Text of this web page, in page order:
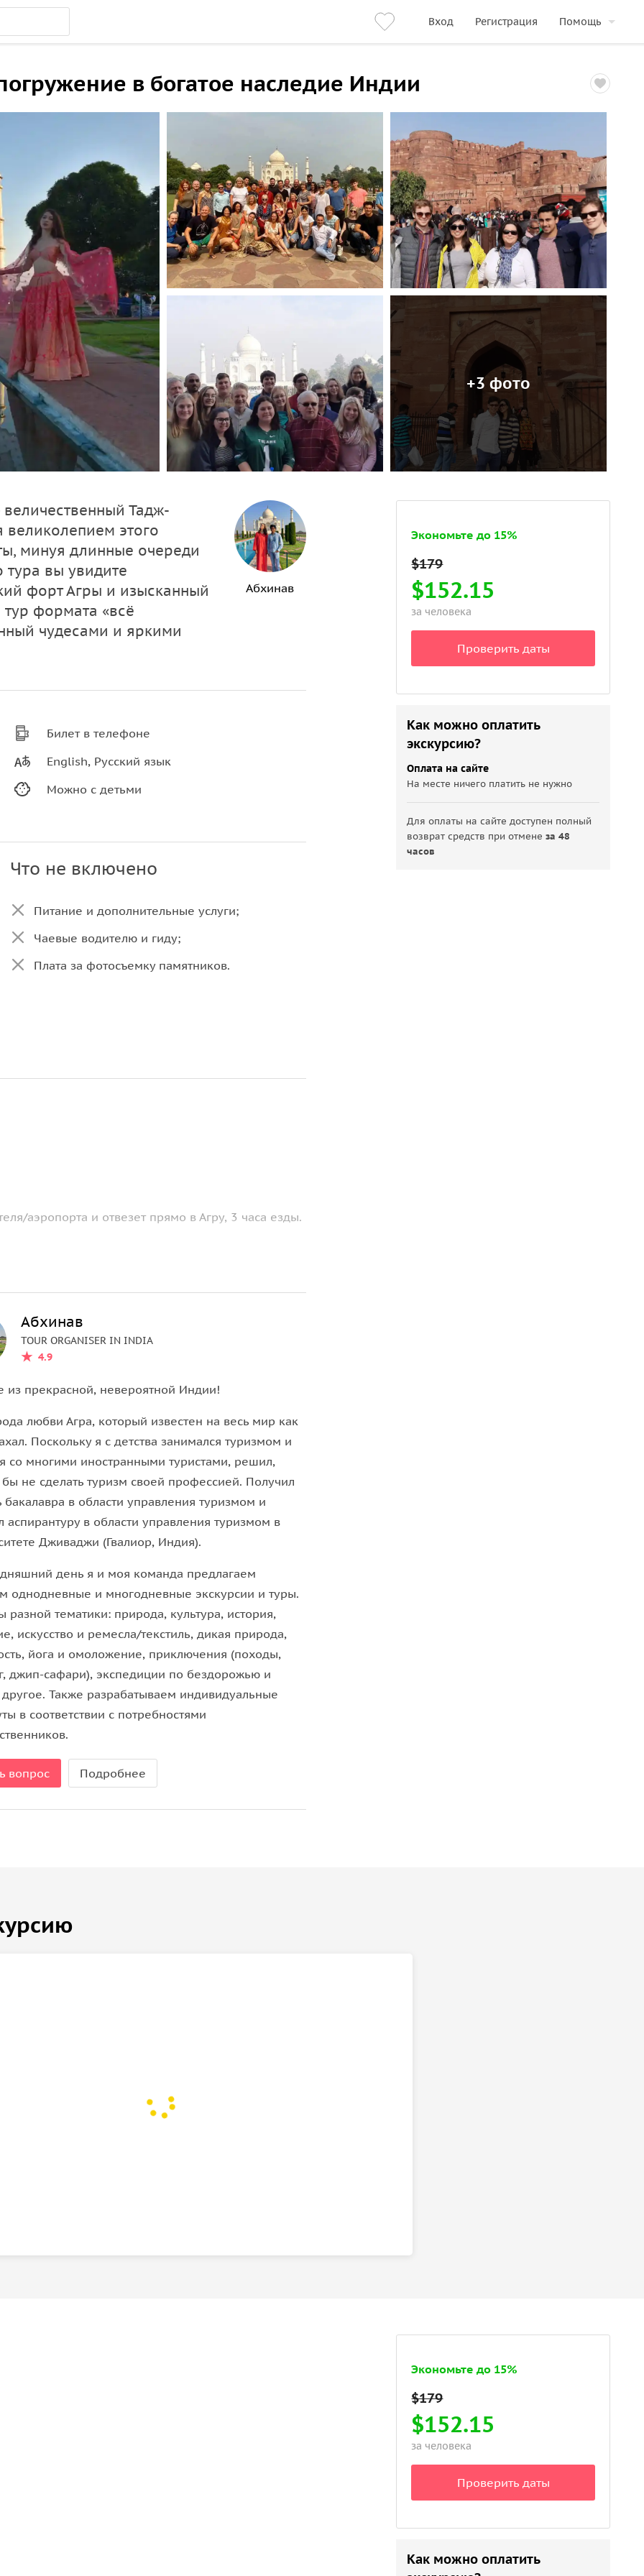
Вход Регистрация Помощь
в богатое наследие Индии
+3 фото
Тадж-
этого
минуя длинные очереди
вы увидите
форт Агры и изысканный
формата «всё
чудесами и яркими
Абхинав
Билет в телефоне
English, Русский язык
Можно с детьми
Что не включено
Питание и дополнительные услуги;
Чаевые водителю и гиду;
Плата за фотосъемку памятников.
аэропорта и отвезет прямо в Агру, 3 часа езды.
утомитесь и проголодаетесь, поэтому мы
Моголов в местном ресторане.
другими местными ремеслами, поэтому, если вы
местные базары Агры.
наследия ЮНЕСКО, «Форт Агры», широко
миролюбивую и бодрящую атмосферу места,
Тадж-Махала и форта Агры, вас отвезут обратно
личности с фотографией для
Абхинав
TOUR ORGANISER IN INDIA
4.9
из прекрасной, невероятной Индии!
любви Агра, который известен на весь мир как
Поскольку я с детства занимался туризмом и
со многими иностранными туристами, решил,
не сделать туризм своей профессией. Получил
бакалавра в области управления туризмом и
аспирантуру в области управления туризмом в
Дживаджи (Гвалиор, Индия).
день я и моя команда предлагаем
однодневные и многодневные экскурсии и туры.
разной тематики: природа, культура, история,
искусство и ремесла/текстиль, дикая природа,
йога и омоложение, приключения (походы,
джип-сафари), экспедиции по бездорожью и
Также разрабатываем индивидуальные
в соответствии с потребностями
вопрос Подробнее
Экономьте до 15%
$152.15
за человека
Проверить даты
Как можно оплатить
экскурсию?
Оплата на сайте
На месте ничего платить не нужно
Для оплаты на сайте доступен полный
возврат средств при отменеза 48
часов
Экономьте до 15%
$152.15
за человека
Проверить даты
Как можно оплатить